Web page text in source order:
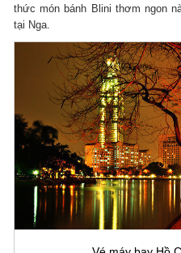
thức món bánh Blini thơm ngon
tại Nga.